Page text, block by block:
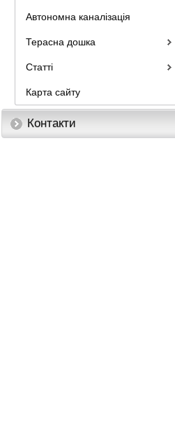
Автономна каналізація
Терасна дошка
Статті
Карта сайту
Контакти